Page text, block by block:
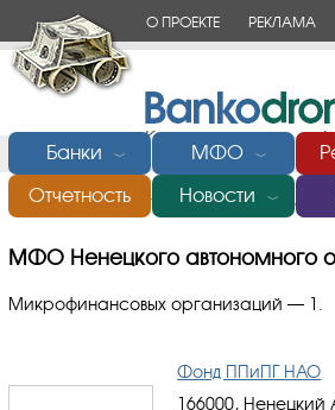
О ПРОЕКТЕ РЕКЛАМА
Банки ﹀ МФО ﹀
Отчетность Новости ﹀
Главная/МФО Ненецкого
МФО Ненецкого автономного
Микрофинансовых организаций — 1.
Фонд ППиПГ НАО
166000,